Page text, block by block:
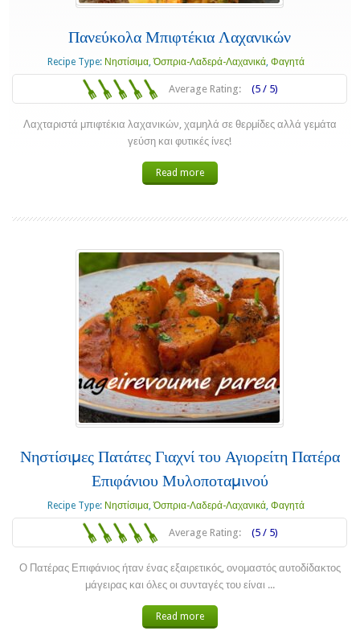
Πανεύκολα Μπιφτέκια Λαχανικών
Recipe Type: Νηστίσιμα,Όσπρια-Λαδερά-Λαχανικά, Φαγητά
Average Rating: (5 / 5)
Λαχταριστά μπιφτέκια λαχανικών, χαμηλά σε θερμίδες αλλά γεμάτα
γεύση και φυτικές ίνες!
Read more
Νηστίσιμες Πατάτες Γιαχνί του Αγιορείτη Πατέρα
Επιφάνιου Μυλοποταμινού
Recipe Type: Νηστίσιμα,Όσπρια-Λαδερά-Λαχανικά, Φαγητά
Average Rating: (5 / 5)
Ο Πατέρας Επιφάνιος ήταν ένας εξαιρετικός, ονομαστός αυτοδίδακτος
μάγειρας και όλες οι συνταγές του είναι ...
Read more